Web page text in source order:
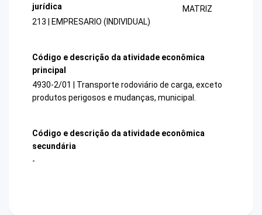
jurídica
213 | EMPRESARIO (INDIVIDUAL)
MATRIZ
Código e descrição da atividade econômica
principal
4930-2/01 | Transporte rodoviário de carga, exceto
produtos perigosos e mudanças, municipal.
Código e descrição da atividade econômica
secundária
-